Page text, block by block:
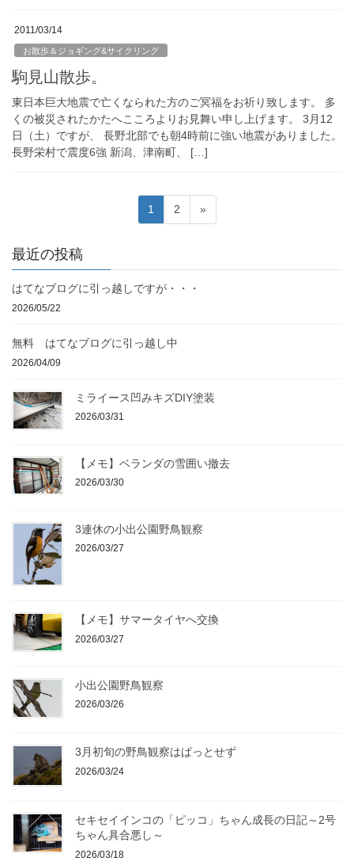
2011/03/14
お散歩＆ジョギング&サイクリング
駒見山散歩。
東日本巨大地震で亡くなられた方のご冥福をお祈り致します。 多
くの被災されたかたへこころよりお見舞い申し上げます。 3月12
日（土）ですが、 長野北部でも朝4時前に強い地震がありました。
長野栄村で震度6強 新潟、津南町、 […]
の
ペ
ー
送
り
固
定
ジ
1
固
定
2 »
最近の投稿
はてなブログに引っ越しですが・・・
2026/05/22
無料 はてなブログに引っ越し中
2026/04/09
ミライース凹みキズDIY塗装
2026/03/31
【メモ】ベランダの雪囲い撤去
2026/03/30
3連休の小出公園野鳥観察
2026/03/27
【メモ】サマータイヤへ交換
2026/03/27
小出公園野鳥観察
2026/03/26
3月初旬の野鳥観察はぱっとせず
2026/03/24
セキセイインコの「ピッコ」ちゃん成長の日記～2号
ちゃん具合悪し～
2026/03/18